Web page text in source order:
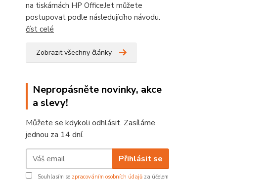
na tiskárnách HP OfficeJet můžete
postupovat podle následujícího návodu.
číst celé
Zobrazit všechny články
Nepropásněte novinky, akce
a slevy!
Můžete se kdykoli odhlásit. Zasíláme
jednou za 14 dní.
Přihlásit se
Souhlasím se zpracováním osobních údajů za účelem